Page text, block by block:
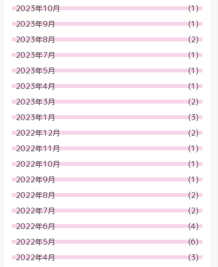
2023年10月
(1)
2023年9月
(1)
2023年8月
(2)
2023年7月
(1)
2023年5月
(1)
2023年4月
(1)
2023年3月
(2)
2023年1月
(3)
2022年12月
(2)
2022年11月
(1)
2022年10月
(1)
2022年9月
(1)
2022年8月
(2)
2022年7月
(2)
2022年6月
(4)
2022年5月
(6)
2022年4月
(3)